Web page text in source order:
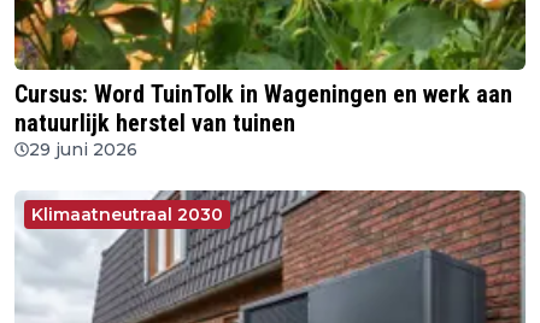
Cursus: Word TuinTolk in Wageningen en werk aan
natuurlijk herstel van tuinen
29 juni 2026
Klimaatneutraal 2030